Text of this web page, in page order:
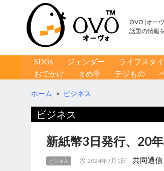
OVO [オー
話題の情報
コンテンツへ移動
SDGs ジェンダー ライフスタ
おでかけ
まめ学 デジもの
ホーム > ビジネス
ビジネス
新紙幣3日発行、20
ビジネス 2024年7月1日 共同通信